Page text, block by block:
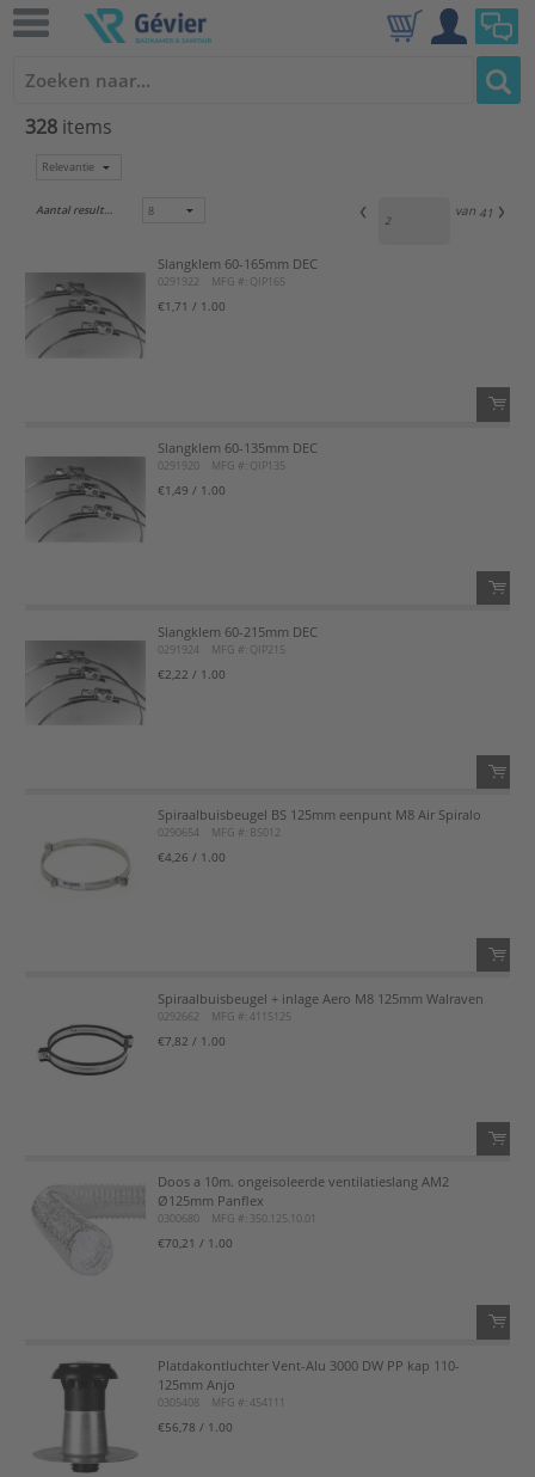
328 items
Aantal resultaten: van 41
Slangklem 60-165mm DEC
0291922 MFG #: QIP165
€1,71 / 1.00
Slangklem 60-135mm DEC
0291920 MFG #: QIP135
€1,49 / 1.00
Slangklem 60-215mm DEC
0291924 MFG #: QIP215
€2,22 / 1.00
Spiraalbuisbeugel BS 125mm eenpunt M8 Air Spiralo
0290654 MFG #: BS012
€4,26 / 1.00
Spiraalbuisbeugel + inlage Aero M8 125mm Walraven
0292662 MFG #: 4115125
€7,82 / 1.00
Doos a 10m. ongeisoleerde ventilatieslang AM2
Ø125mm Panflex
0300680 MFG #: 350.125.10.01
€70,21 / 1.00
Platdakontluchter Vent-Alu 3000 DW PP kap 110-
125mm Anjo
0305408 MFG #: 454111
€56,78 / 1.00